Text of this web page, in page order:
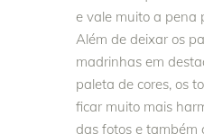
e vale muito a pena
Além de deixar os
madrinhas em
paleta de cores, os
ficar muito mais
das fotos e também